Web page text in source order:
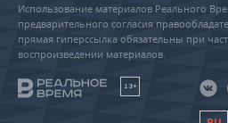
Использование материалов Реального
предварительного согласия
прямая гиперссылка обязательны при
воспроизведении материалов.
18+